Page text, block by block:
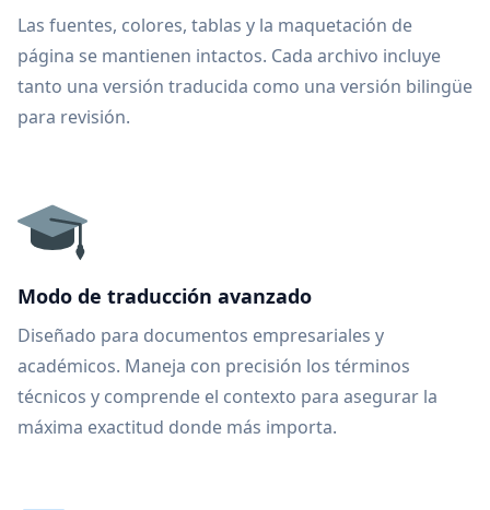
Las fuentes, colores, tablas y la maquetación de
página se mantienen intactos. Cada archivo incluye
tanto una versión traducida como una versión bilingüe
para revisión.
Modo de traducción avanzado
Diseñado para documentos empresariales y
académicos. Maneja con precisión los términos
técnicos y comprende el contexto para asegurar la
máxima exactitud donde más importa.